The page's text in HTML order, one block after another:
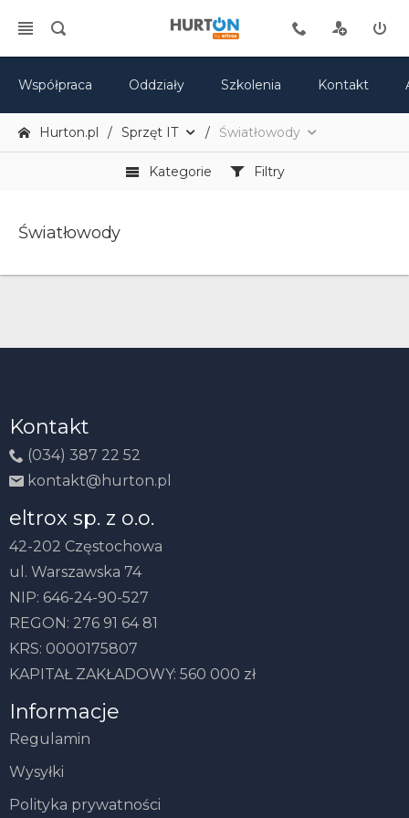
Współpraca Oddziały Szkolenia Kontakt
Hurton.pl Sprzęt IT Światłowody
Kategorie Filtry
Światłowody
Kontakt
(034) 387 22 52
kontakt@hurton.pl
eltrox sp. z o.o.
42-202 Częstochowa
ul. Warszawska 74
NIP: 646-24-90-527
REGON: 276 91 64 81
KRS: 0000175807
KAPITAŁ ZAKŁADOWY: 560 000 zł
Informacje
Regulamin
Wysyłki
Polityka prywatności